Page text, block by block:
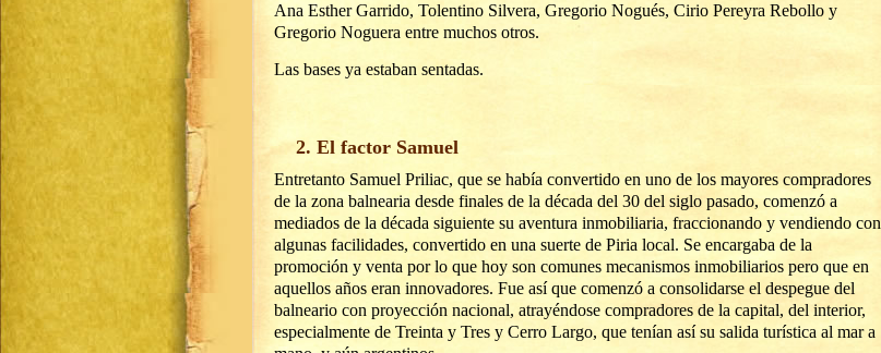
Ana Esther Garrido, Tolentino Silvera, Gregorio Nogués, Cirio Pereyra Rebollo y
Gregorio Noguera entre muchos otros.
Las bases ya estaban sentadas.
2. El factor Samuel
Entretanto Samuel Priliac, que se había convertido en uno de los mayores compradores
de la zona balnearia desde finales de la década del 30 del siglo pasado, comenzó a
mediados de la década siguiente su aventura inmobiliaria, fraccionando y vendiendo con
algunas facilidades, convertido en una suerte de Piria local. Se encargaba de la
promoción y venta por lo que hoy son comunes mecanismos inmobiliarios pero que en
aquellos años eran innovadores. Fue así que comenzó a consolidarse el despegue del
balneario con proyección nacional, atrayéndose compradores de la capital, del interior,
especialmente de Treinta y Tres y Cerro Largo, que tenían así su salida turística al mar a